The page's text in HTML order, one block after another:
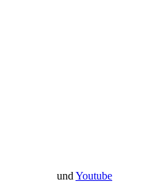
und Youtube